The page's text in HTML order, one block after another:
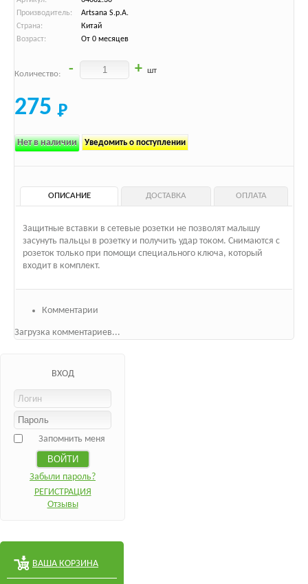
Производитель:
Artsana S.p.A.
Страна:
Китай
Возраст:
От 0 месяцев
Количество: - + шт
275
Нет в наличии Уведомить о поступлении
ОПИСАНИЕ ДОСТАВКА ОПЛАТА
Защитные вставки в сетевые розетки не позволят малышу
засунуть пальцы в розетку и получить удар током. Снимаются с
розеток только при помощи специального ключа, который
входит в комплект.
Комментарии
Загрузка комментариев...
ВХОД
Запомнить меня
Забыли пароль?
РЕГИСТРАЦИЯ
Отзывы
ВАША КОРЗИНА